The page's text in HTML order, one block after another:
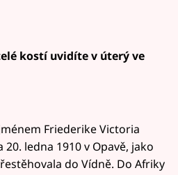
kostí uvidíte v úterý ve
Friederike Victoria
ledna 1910 v Opavě, jako
do Vídně. Do Afriky